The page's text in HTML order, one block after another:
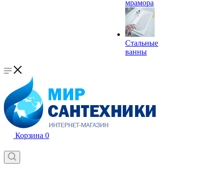
мрамора
Стальные
ванны
Корзина 0